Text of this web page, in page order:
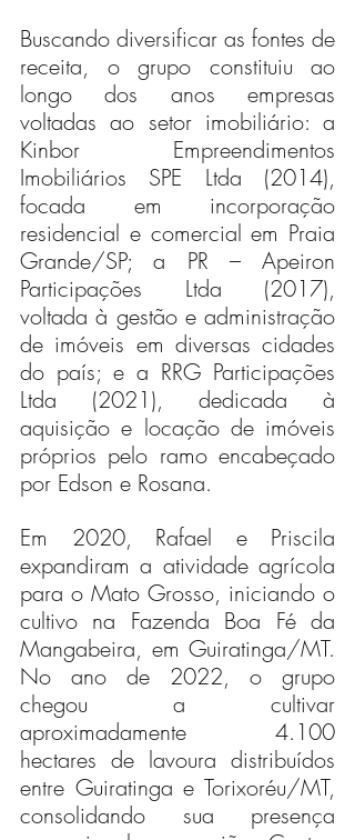
Buscando diversificar as fontes de
receita, o grupo constituiu ao
longo dos anos empresas
voltadas ao setor imobiliário: a
Kinbor Empreendimentos
Imobiliários SPE Ltda (2014),
focada em incorporação
residencial e comercial em Praia
Grande/SP; a PR – Apeiron
Participações Ltda (2017),
voltada à gestão e administração
de imóveis em diversas cidades
do país; e a RRG Participações
Ltda (2021), dedicada à
aquisição e locação de imóveis
próprios pelo ramo encabeçado
por Edson e Rosana.
Em 2020, Rafael e Priscila
expandiram a atividade agrícola
para o Mato Grosso, iniciando o
cultivo na Fazenda Boa Fé da
Mangabeira, em Guiratinga/MT.
No ano de 2022, o grupo
chegou a cultivar
aproximadamente 4.100
hectares de lavoura distribuídos
entre Guiratinga e Torixoréu/MT,
consolidando sua presença